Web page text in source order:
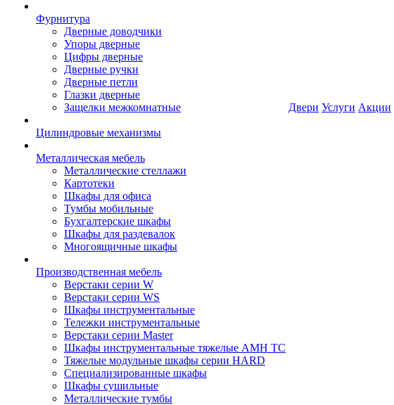
Фурнитура
Дверные доводчики
Упоры дверные
Цифры дверные
Дверные ручки
Дверные петли
Глазки дверные
Защелки межкомнатные
Цилиндровые механизмы
Металлическая мебель
Металлические стеллажи
Картотеки
Шкафы для офиса
Тумбы мобильные
Бухгалтерские шкафы
Шкафы для раздевалок
Многоящичные шкафы
Производственная мебель
Верстаки серии W
Верстаки серии WS
Шкафы инструментальные
Тележки инструментальные
Верстаки серии Master
Шкафы инструментальные тяжелые AMH TC
Тяжелые модульные шкафы серии HARD
Cпециализированные шкафы
Шкафы сушильные
Металлические тумбы
Двери Услуги Акции